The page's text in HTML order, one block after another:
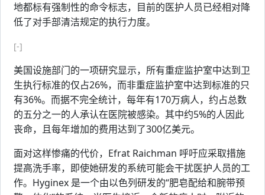
地都标有强制性的命令标志，目前的医护人员已经相对降
低了对手部清洁规定的执行力度。
[-]
美国设施部门的一项研究显示，所有重症监护室中达到卫
生执行标准的仅占26%，而非重症监护室中达到标准的只
有36%。而据不完全统计，每年有170万病人，约占总数
的五分之一的人承认在医院被感染。其中约5%的人因此
丧命，且每年增加的费用达到了300亿美元。
面对这样惨痛的代价，Efrat Raichman 呼吁应采取措施
提高洗手率，即使她研发的系统可能会干扰医护人员的工
作。Hyginex 是一个由以色列研发的“肥皂配给和腕带预